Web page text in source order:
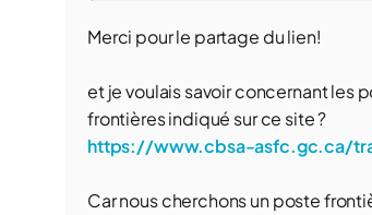
Merci pour le partage du lien!
et je voulais savoir concernant les
frontières indiqué sur ce site ?
https://www.cbsa-asfc.gc.ca/
Car nous cherchons un poste